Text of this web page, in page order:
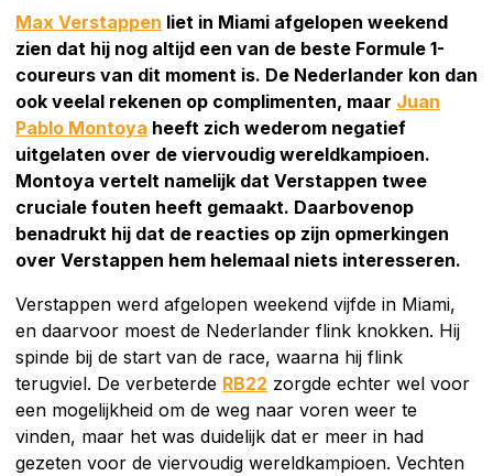
Max Verstappen liet in Miami afgelopen weekend
zien dat hij nog altijd een van de beste Formule 1-
coureurs van dit moment is. De Nederlander kon dan
ook veelal rekenen op complimenten, maar Juan
Pablo Montoya heeft zich wederom negatief
uitgelaten over de viervoudig wereldkampioen.
Montoya vertelt namelijk dat Verstappen twee
cruciale fouten heeft gemaakt. Daarbovenop
benadrukt hij dat de reacties op zijn opmerkingen
over Verstappen hem helemaal niets interesseren.
Verstappen werd afgelopen weekend vijfde in Miami,
en daarvoor moest de Nederlander flink knokken. Hij
spinde bij de start van de race, waarna hij flink
terugviel. De verbeterde RB22 zorgde echter wel voor
een mogelijkheid om de weg naar voren weer te
vinden, maar het was duidelijk dat er meer in had
gezeten voor de viervoudig wereldkampioen. Vechten